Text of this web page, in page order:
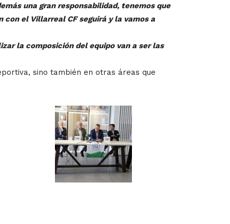
una gran responsabilidad, tenemos que
el Villarreal CF seguirá y la vamos a
la composición del equipo van a ser las
sino también en otras áreas que